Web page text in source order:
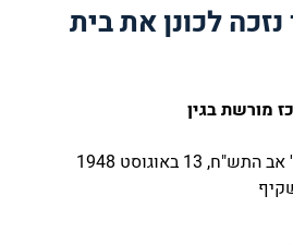
נזכה לכונן את בית
מורשת בגין
התש"ח, 13 באוגוסט 1948